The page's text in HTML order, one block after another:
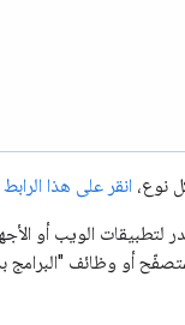
نوع، انقر على هذا الرابط
الويب أو
أو وظائف "البرامج